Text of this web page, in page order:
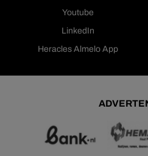
Youtube
LinkedIn
Heracles Almelo App